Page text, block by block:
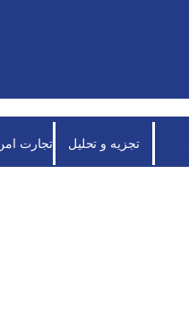
تجزیه و تحلیل تجارت